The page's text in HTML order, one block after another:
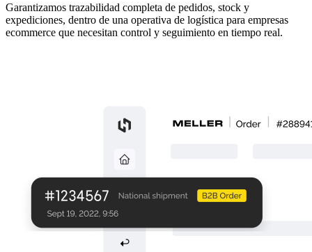
Garantizamos trazabilidad completa de pedidos, stock y
expediciones, dentro de una operativa de logística para empresas
ecommerce que necesitan control y seguimiento en tiempo real.